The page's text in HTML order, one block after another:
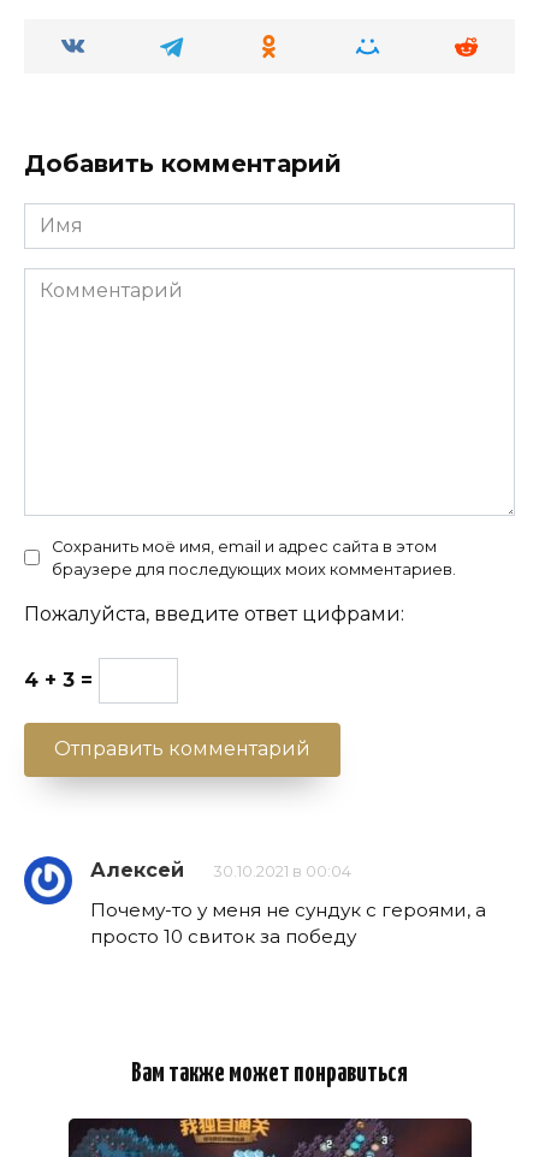
Добавить комментарий
Имя
Комментарий
Сохранить моё имя, email и адрес сайта в этом
браузере для последующих моих комментариев.
Пожалуйста, введите ответ цифрами:
4 + 3 =
Алексей 30.10.2021 в 00:04
Почему-то у меня не сундук с героями, а
просто 10 свиток за победу
Вам также может понравиться